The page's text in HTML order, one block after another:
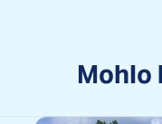
Mohlo